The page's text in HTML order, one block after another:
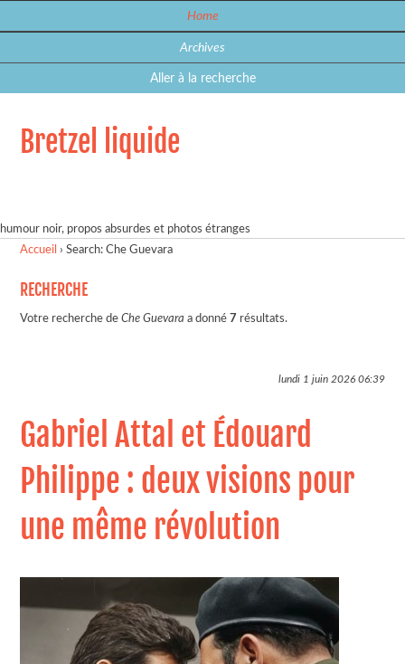
Home
Archives
Aller à la recherche
Bretzel liquide
humour noir, propos absurdes et photos étranges
Accueil ›Search: Che Guevara
RECHERCHE
Votre recherche deChe Guevara a donné 7 résultats.
lundi 1 juin 202606:39
Gabriel Attal et Édouard
Philippe : deux visions pour
une même révolution